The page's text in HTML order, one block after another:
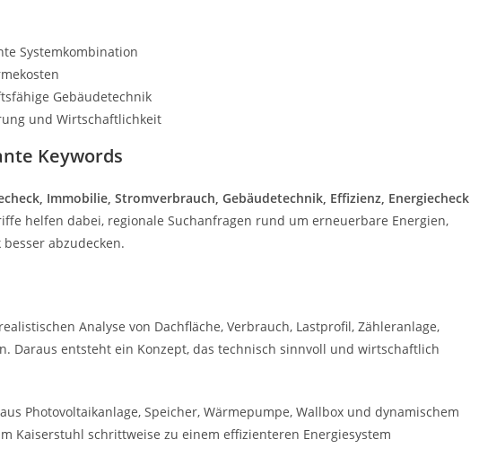
Systemkombination
Gebäudetechnik
und Wirtschaftlichkeit
Keywords
Immobilie, Stromverbrauch, Gebäudetechnik, Effizienz, Energiecheck
helfen dabei, regionale Suchanfragen rund um erneuerbare Energien,
abzudecken.
Analyse von Dachfläche, Verbrauch, Lastprofil, Zähleranlage,
Daraus entsteht ein Konzept, das technisch sinnvoll und wirtschaftlich
Photovoltaikanlage, Speicher, Wärmepumpe, Wallbox und dynamischem
Kaiserstuhl schrittweise zu einem effizienteren Energiesystem